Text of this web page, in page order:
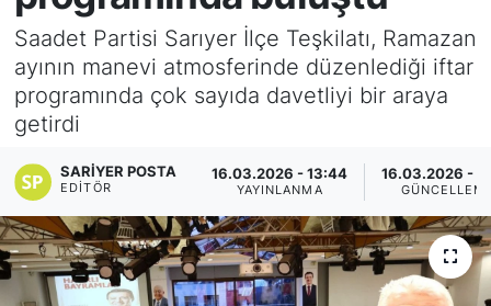
Saadet Partisi Sarıyer İlçe Teşkilatı, Ramazan
ayının manevi atmosferinde düzenlediği iftar
programında çok sayıda davetliyi bir araya
getirdi
SARIYER POSTA
EDITÖR
16.03.2026 - 13:44
YAYINLANMA
16.03.2026 -
KÖŞE YAZILARI
KÖŞE YAZILARI (Arşiv)
RÖPORTAJ